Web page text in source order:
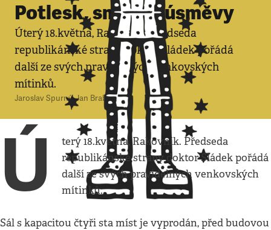
Potlesk, smích a úsměvy
Úterý 18.května, Rakovník. Předseda
republikánské strany doktor Sládek pořádá
další ze svých pravidelných venkovských
mítinků.
Jaroslav Spurný,Jan Brabec
Ú
terý 18.května, Rakovník. Předseda
republikánské strany doktor Sládek pořádá
další ze svých pravidelných venkovských
mítinků.
Sál s kapacitou čtyři sta míst je vyprodán, před budovou